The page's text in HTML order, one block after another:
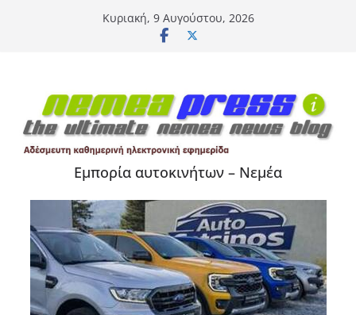
Κυριακή, 9 Αυγούστου, 2026
Εμπορία αυτοκινήτων – Νεμέα